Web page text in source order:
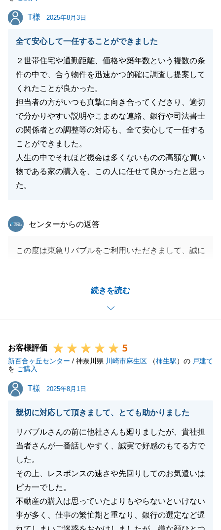
T様
T様 2025年8月3日
全て安心して一任することができました
２世帯住宅や通勤距離、価格や築年数という複数の条
件の中で、合う物件を迅速かつ的確に調査し提案して
くれたことが良かった。
担当者の方がいつも真摯に向き合ってくださり、適切
で分かりやすい説明やこまめな連絡、銀行や司法書士
の関係者との調整等の対応も、全て安心して一任する
ことができました。
人生の中でそれほど機会は多くないものの高額な買い
物である家の購入を、この人に任せて良かったと思っ
た。
続きを読む
東急リバブル
センターからの返答
この度は東急リバブルをご利用いただきまして、誠に
た、ご契約・お引渡しに際しましても、ご多忙の中、
スケジュールの調整をいただきましたこと大変感謝し
ております。
掛けください。
これをご縁に末永く東急リバブルをよろしくお願いい
たします。
閉じる
お客様評価 5
新百合ヶ丘センター / 神奈川県 川崎市麻生区 （柿生駅）の 戸建て
を ご購入
T様
T様 2025年8月1日
親切に対応して頂きまして、とても助かりました
リバブルさんの前に他社さんも廻りましたが、貴社担
当者さんが一番話しやすく、誠実で好感のもてる方で
した。
その上、レスポンスの速さや先回りしてのお気遣いは
ピカ一でした。
不動産の購入は思っていたよりもやらないといけない
事が多く、仕事の繁忙期と重なり、銀行の選定など遅